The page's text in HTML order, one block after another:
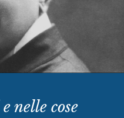
nelle cose